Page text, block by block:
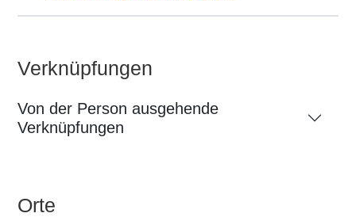
Verknüpfungen
Von der Person ausgehende
Verknüpfungen
Orte